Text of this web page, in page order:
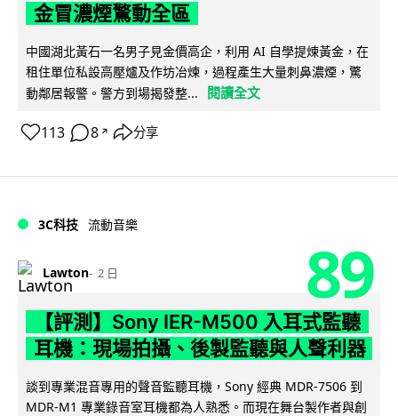
金冒濃煙驚動全區
中國湖北黃石一名男子見金價高企，利用 AI 自學提煉黃金，在
租住單位私設高壓爐及作坊冶煉，過程產生大量刺鼻濃煙，驚
動鄰居報警。警方到場揭發整...
閱讀全文
113 8 ↗ 分享
3C科技 流動音樂
Lawton 2 日 89
【評測】Sony IER-M500 入耳式監聽
耳機：現場拍攝、後製監聽與人聲利器
談到專業混音專用的聲音監聽耳機，Sony 經典 MDR-7506 到
MDR-M1 專業錄音室耳機都為人熟悉。而現在舞台製作者與創